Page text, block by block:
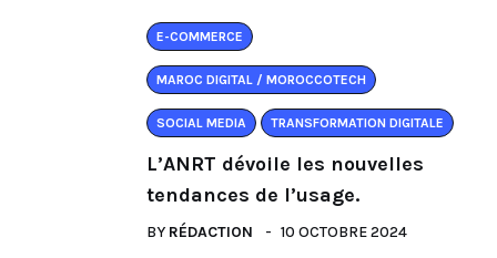
E-COMMERCE
MAROC DIGITAL / MOROCCOTECH
SOCIAL MEDIA TRANSFORMATION DIGITALE
L’ANRT dévoile les nouvelles
tendances de l’usage.
BY RÉDACTION 10 OCTOBRE 2024